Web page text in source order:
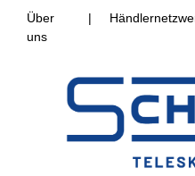
Über
uns
|